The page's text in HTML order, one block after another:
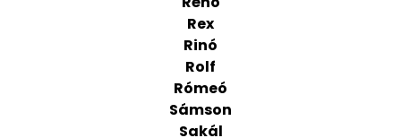
Rex
Rinó
Rolf
Rómeó
Sámson
Sakál